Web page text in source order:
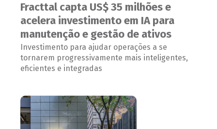
Fracttal capta US$ 35 milhões e
acelera investimento em IA para
manutenção e gestão de ativos
Investimento para ajudar operações a se
tornarem progressivamente mais inteligentes,
eficientes e integradas